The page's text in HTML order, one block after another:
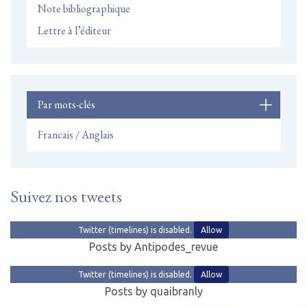
Note bibliographique
Lettre à l’éditeur
Par mots-clés
Francais / Anglais
Suivez nos tweets
Twitter (timelines) is disabled. Allow
Posts by Antipodes_revue
Twitter (timelines) is disabled. Allow
Posts by quaibranly